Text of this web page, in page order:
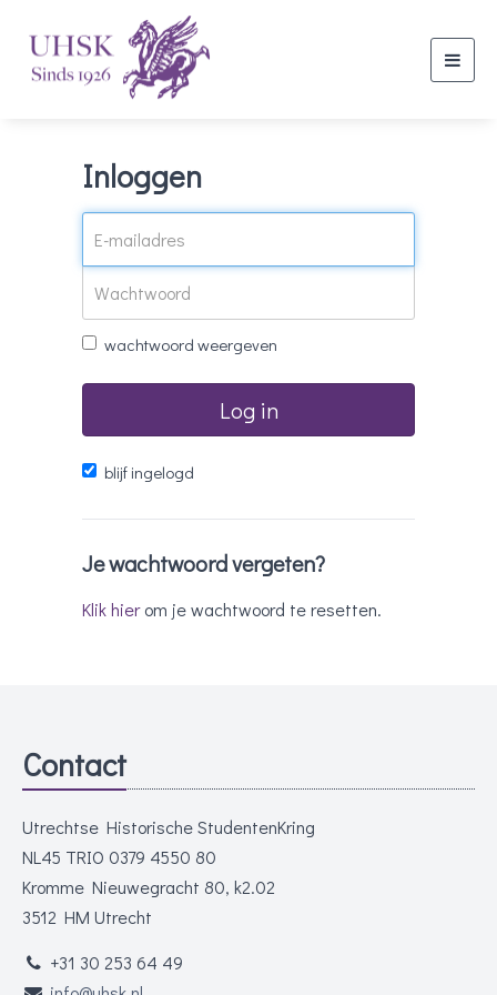
Inloggen
wachtwoord weergeven
Log in
blijf ingelogd
Je wachtwoord vergeten?
Klik hierom je wachtwoord te resetten.
Contact
Utrechtse Historische StudentenKring
NL45 TRIO 0379 4550 80
Kromme Nieuwegracht 80, k2.02
3512 HM Utrecht
+31 30 253 64 49